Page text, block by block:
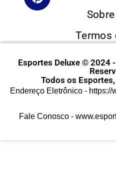
Termos
Esportes Deluxe © 2024
Todos os
Endereço Eletrônico - https://
Fale Conosco -